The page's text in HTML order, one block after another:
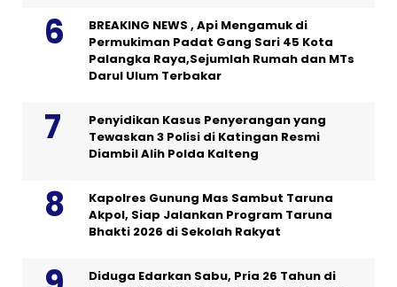
BREAKING NEWS , Api Mengamuk di
Permukiman Padat Gang Sari 45 Kota
Palangka Raya,Sejumlah Rumah dan MTs
Darul Ulum Terbakar
Penyidikan Kasus Penyerangan yang
Tewaskan 3 Polisi di Katingan Resmi
Diambil Alih Polda Kalteng
Kapolres Gunung Mas Sambut Taruna
Akpol, Siap Jalankan Program Taruna
Bhakti 2026 di Sekolah Rakyat
Diduga Edarkan Sabu, Pria 26 Tahun di